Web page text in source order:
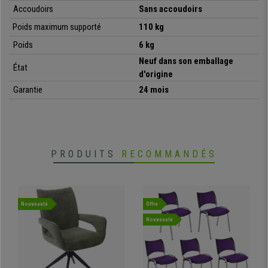
Modèle livré entièrement monté
• Piétement et structure en acier chromé
Empilable et système d’attache latéral
• Matériaux très résistants et faciles d’entretien
Design exclusif, moderne et avant-gardiste
Accoudoirs
Sans accoudoirs
Poids maximum supporté
110 kg
Poids
6 kg
État
Neuf dans son emballage
d'origine
Garantie
24 mois
PRODUITS RECOMMANDÉS
Nouveauté Offre
Nouveauté